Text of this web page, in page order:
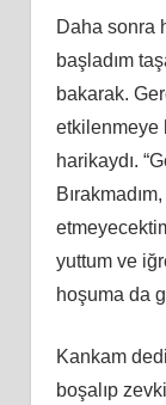
Daha sonra
başladım
bakarak.
etkilenmeye
harikaydı.
yuttum ve
hoşuma da
Kankam
boşalıp